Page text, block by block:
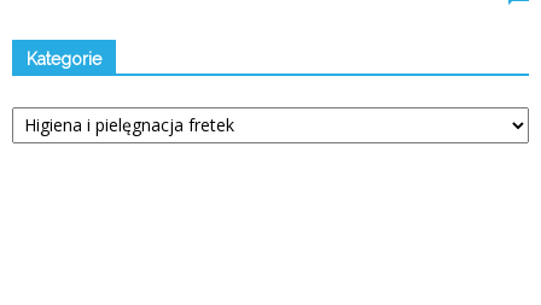
Kategorie
Kategorie